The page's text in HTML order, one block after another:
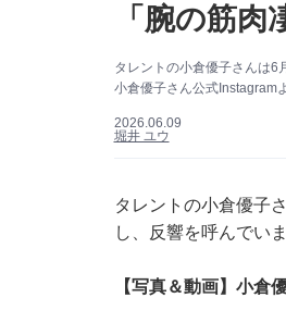
「腕の筋
タレントの小倉優子さんは6
小倉優子さん公式Instagram
2026.06.09
堀井 ユウ
タレントの小倉優子
し、反響を呼んでいま
【写真＆動画】小倉